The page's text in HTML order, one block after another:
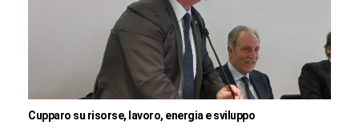
Cupparo su risorse, lavoro, energia e sviluppo